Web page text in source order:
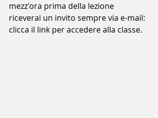
mezz'ora prima della lezione
riceverai un invito sempre via e-mail:
clicca il link per accedere alla classe.